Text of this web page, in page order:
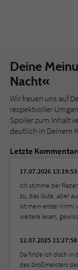
Deine
Nacht«
Wir freuen uns auf
respektvoller
Spoiler zum Inhalt
deutlich in Deinem
Letzte
17.07.2026 13:19:53
Ich stimme der
zu, das Gute, aber
Ist mein erster Krimi
weitere lesen,
12.07.2025 11:27:58
Da finde ich doch in
des Großmeisters